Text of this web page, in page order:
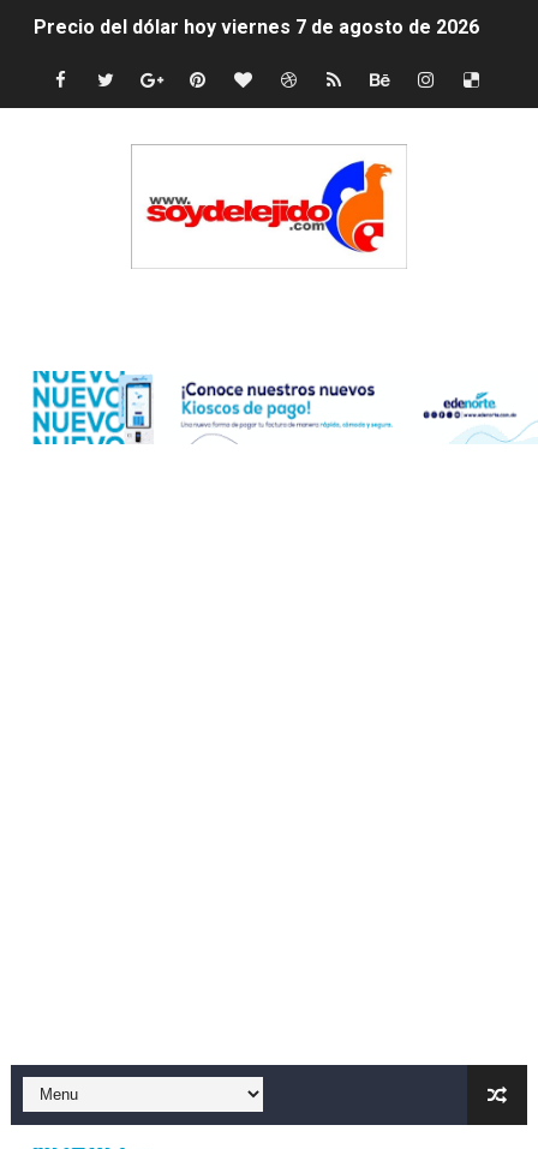
Precio del dólar hoy viernes 7 de agosto de 2026
Un derrumbe en el centro de Cuba deja dos personas
Nuevo Código Penal: hasta 20 años de cárcel por
La nube sahariana número 14 se ha alejado de
JAPY VERDEI MISS MICHELL ROSARIO
Accidente en Verón deja un motorista fallecido y otra